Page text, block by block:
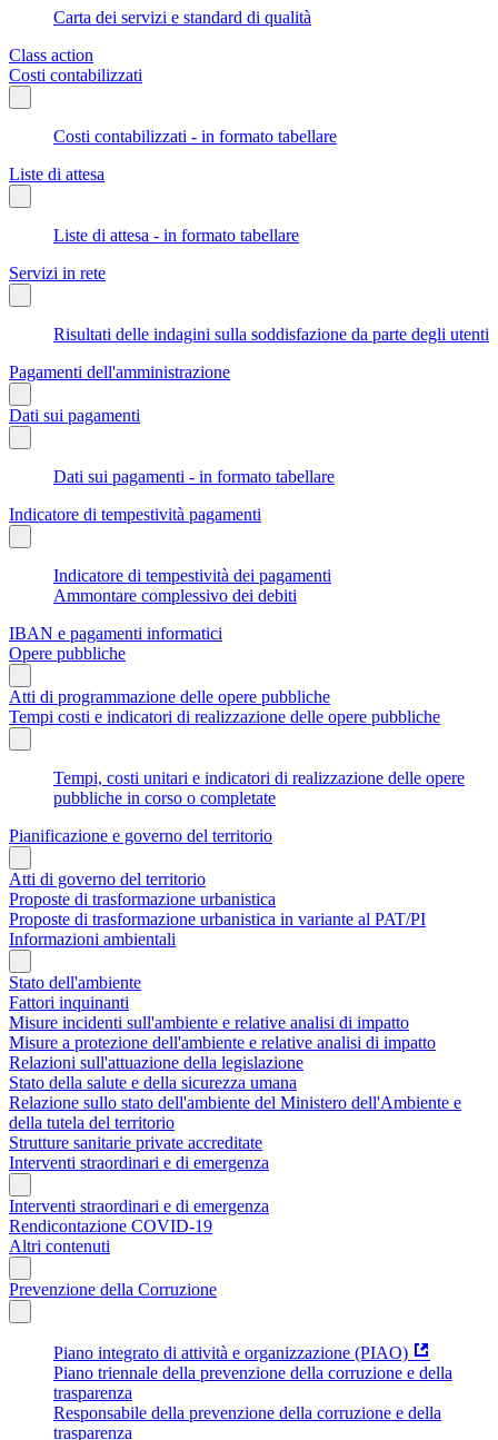
Carta dei servizi e standard di qualità
Class action
Costi contabilizzati
Costi contabilizzati - in formato tabellare
Liste di attesa
Liste di attesa - in formato tabellare
Servizi in rete
Risultati delle indagini sulla soddisfazione da parte degli utenti
Pagamenti dell'amministrazione
Dati sui pagamenti
Dati sui pagamenti - in formato tabellare
Indicatore di tempestività pagamenti
Indicatore di tempestività dei pagamenti
Ammontare complessivo dei debiti
IBAN e pagamenti informatici
Opere pubbliche
Atti di programmazione delle opere pubbliche
Tempi costi e indicatori di realizzazione delle opere pubbliche
Tempi, costi unitari e indicatori di realizzazione delle opere
pubbliche in corso o completate
Pianificazione e governo del territorio
Atti di governo del territorio
Proposte di trasformazione urbanistica
Proposte di trasformazione urbanistica in variante al PAT/PI
Informazioni ambientali
Stato dell'ambiente
Fattori inquinanti
Misure incidenti sull'ambiente e relative analisi di impatto
Misure a protezione dell'ambiente e relative analisi di impatto
Relazioni sull'attuazione della legislazione
Stato della salute e della sicurezza umana
Relazione sullo stato dell'ambiente del Ministero dell'Ambiente e
della tutela del territorio
Strutture sanitarie private accreditate
Interventi straordinari e di emergenza
Interventi straordinari e di emergenza
Rendicontazione COVID-19
Altri contenuti
Prevenzione della Corruzione
Piano integrato di attività e organizzazione (PIAO)
Piano triennale della prevenzione della corruzione e della
trasparenza
Responsabile della prevenzione della corruzione e della
trasparenza